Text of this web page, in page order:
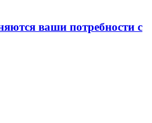
ваши потребности с